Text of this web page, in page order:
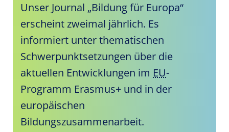
Unser Journal „Bildung für Europa“
erscheint zweimal jährlich. Es
informiert unter thematischen
Schwerpunktsetzungen über die
aktuellen Entwicklungen im EU-
Programm Erasmus+ und in der
europäischen
Bildungszusammenarbeit.